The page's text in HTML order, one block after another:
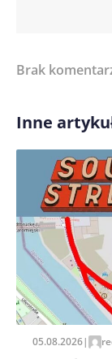
Treść
Imię/ Nick*
pisania
Brak
Inne
05.08.2026|